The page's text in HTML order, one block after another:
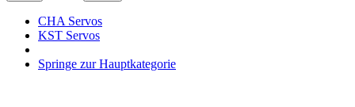
CHA Servos
KST Servos
Springe zur Hauptkategorie